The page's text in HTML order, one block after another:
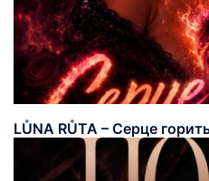
LŮNA RŮTA – Серце